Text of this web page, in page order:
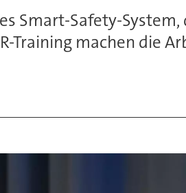
Smart-Safety-System,
Training machen die